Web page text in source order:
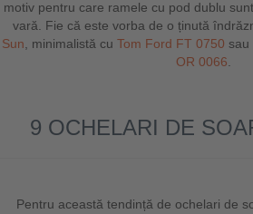
motiv pentru care ramele cu pod dublu
vară. Fie că este vorba de o ținută
Sun , minimalistă cu Tom Ford FT 0750 sau
OR 0066
9 OCHELARI DE
Pentru această tendință de ochelari de